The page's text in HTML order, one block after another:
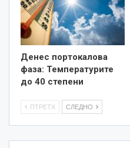
Денес портокалова
фаза: Температурите
до 40 степени
ПТРЕТХ СЛЕДНО